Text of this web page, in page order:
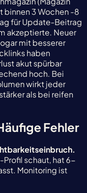
binnen 3 Wochen -8
für Update-Beitrag
akzeptierte. Neuer
mit besserer
haben
akut spürbar
hoch. Bei
wirkt jeder
als bei reifen
Fehler
Profil schaut, hat 6-
Monitoring ist